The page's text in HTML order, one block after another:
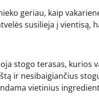
geriau, kaip
susilieja į vientisą,
stogo terasas, kurios
ir nesibaigiančius
vietinius